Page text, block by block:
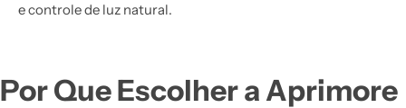
e controle de luz natural.
Por Que Escolher a Aprimore